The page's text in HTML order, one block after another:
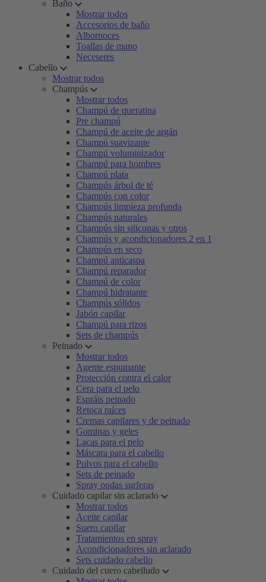
Baño
Mostrar todos
Accesorios de baño
Albornoces
Toallas de mano
Neceseres
Cabello
Mostrar todos
Champús
Mostrar todos
Champú de queratina
Pre champú
Champú de aceite de argán
Champú suavizante
Champú voluminizador
Champú para hombres
Champú plata
Champús árbol de té
Champús con color
Champús limpieza profunda
Champús naturales
Champús sin siliconas y otros
Champús y acondicionadores 2 en 1
Champús en seco
Champú anticaspa
Champú reparador
Champú de color
Champú hidratante
Champús sólidos
Jabón capilar
Champú para rizos
Sets de champús
Peinado
Mostrar todos
Agente espumante
Protección contra el calor
Cera para el pelo
Espráis peinado
Retoca raíces
Cremas capilares y de peinado
Gominas y geles
Lacas para el pelo
Máscara para el cabello
Polvos para el cabello
Sets de peinado
Spray ondas surferas
Cuidado capilar sin aclarado
Mostrar todos
Aceite capilar
Suero capilar
Tratamientos en spray
Acondicionadores sin aclarado
Sets cuidado cabello
Cuidado del cuero cabelludo